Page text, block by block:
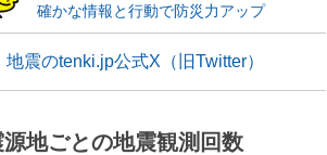
確かな情報と行動で防災力アップ
地震のtenki.jp公式X（旧Twitter）
源地ごとの地震観測回数